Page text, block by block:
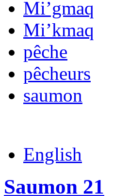
Mi’gmaq
Mi’kmaq
pêche
pêcheurs
saumon
English
Saumon 21